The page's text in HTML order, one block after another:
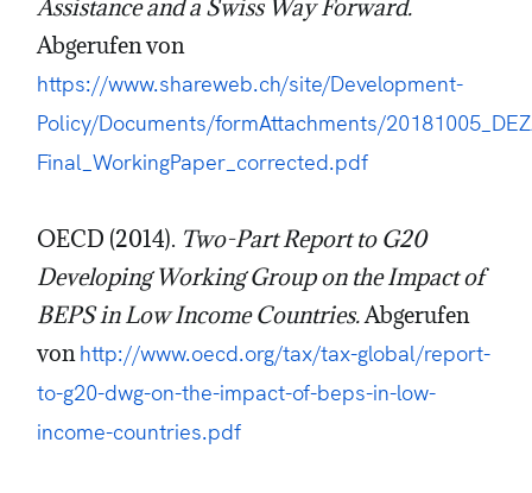
Assistance and a Swiss Way Forward.
Abgerufen von
https://www.shareweb.ch/site/Development-
Policy/Documents/formAttachments/
Final_WorkingPaper_corrected.pdf
OECD (2014). Two-Part Report to G20
Developing Working Group on the Impact of
BEPS in Low Income Countries.Abgerufen
vonhttp://www.oecd.org/tax/tax-global/report-
to-g20-dwg-on-the-impact-of-beps-in-low-
income-countries.pdf